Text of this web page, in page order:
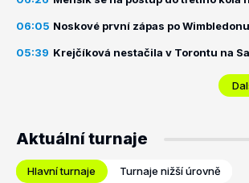
06:05 Noskové první zápas po
05:39 Krejčíková nestačila v Torontu na
Aktuální turnaje
Hlavní turnaje Turnaje nižší úrovně